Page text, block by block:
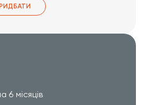
6 місяців